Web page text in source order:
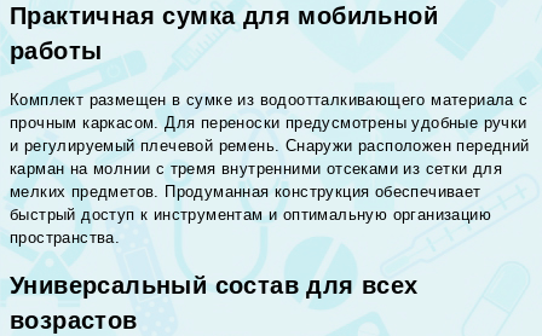
Практичная сумка для мобильной
работы
Комплект размещен в сумке из водоотталкивающего материала с
прочным каркасом. Для переноски предусмотрены удобные ручки
и регулируемый плечевой ремень. Снаружи расположен передний
карман на молнии с тремя внутренними отсеками из сетки для
мелких предметов. Продуманная конструкция обеспечивает
быстрый доступ к инструментам и оптимальную организацию
пространства.
Универсальный состав для всех
возрастов